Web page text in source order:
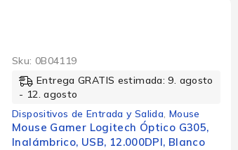
Sku: 0B04119
Entrega GRATIS estimada: 9. agosto
- 12. agosto
Dispositivos de Entrada y Salida Mouse
Mouse Gamer Logitech Óptico G305,
Inalámbrico, USB, 12.000DPI, Blanco